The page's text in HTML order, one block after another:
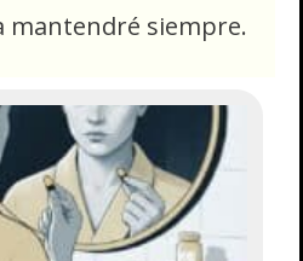
mantendré siempre.